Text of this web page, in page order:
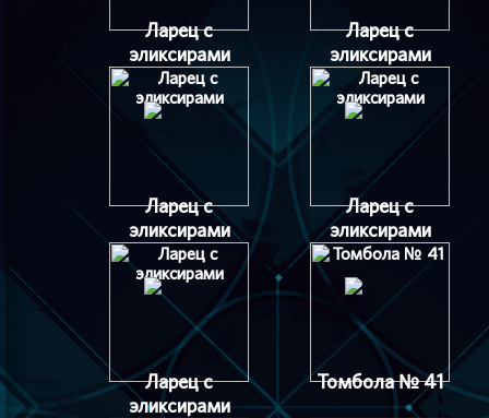
Ларец с
эликсирами
Ларец с
эликсирами
Ларец с
эликсирами
Ларец с
эликсирами
Ларец с
эликсирами
Томбола № 41